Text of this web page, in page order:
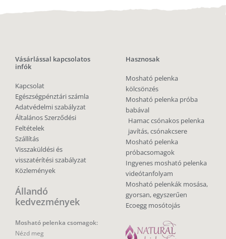
Vásárlással kapcsolatos
infók
Kapcsolat
Egészségpénztári számla
Adatvédelmi szabályzat
Általános Szerződési
Feltételek
Szállítás
Visszaküldési és
visszatérítési szabályzat
Közlemények
Állandó
kedvezmények
Mosható pelenka csomagok:
Nézd meg
Hasznosak
Mosható pelenka
kölcsönzés
Mosható pelenka próba
babával
Hamac csónakos pelenka
javítás, csónakcsere
Mosható pelenka
próbacsomagok
Ingyenes mosható pelenka
videótanfolyam
Mosható pelenkák mosása,
gyorsan, egyszerűen
Ecoegg mosótojás